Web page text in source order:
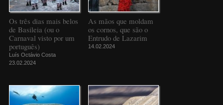
Os três dias mais belos
de Basileia (ou o
Carnaval visto por um
português)
Luís Octávio Costa
23.02.2024
As mãos que moldam
os cornos, que são o
Entrudo de Lazarim
14.02.2024